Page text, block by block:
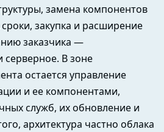
замена компонентов
закупка и расширение
заказчика —
В зоне
остается управление
и ее компонентами,
служб, их обновление и
архитектура частно облака